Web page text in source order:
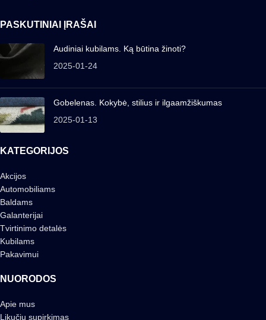
PASKUTINIAI ĮRAŠAI
Audiniai kubilams. Ką būtina žinoti?
2025-01-24
Gobelenas. Kokybė, stilius ir ilgaamžiškumas
2025-01-13
KATEGORIJOS
Akcijos
Automobiliams
Baldams
Galanterijai
Tvirtinimo detalės
Kubilams
Pakavimui
NUORODOS
Apie mus
Likučių supirkimas